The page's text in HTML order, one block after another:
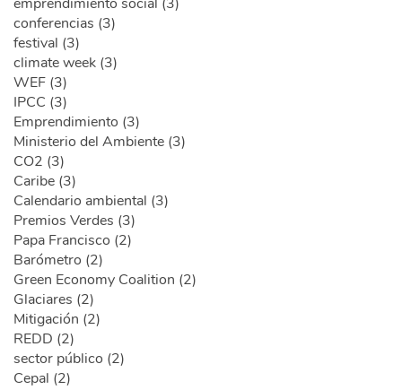
conferencias (3)
festival (3)
climate week (3)
WEF (3)
IPCC (3)
Emprendimiento (3)
Ministerio del Ambiente (3)
CO2 (3)
Caribe (3)
Calendario ambiental (3)
Premios Verdes (3)
Papa Francisco (2)
Barómetro (2)
Green Economy Coalition (2)
Glaciares (2)
Mitigación (2)
REDD (2)
sector público (2)
Cepal (2)